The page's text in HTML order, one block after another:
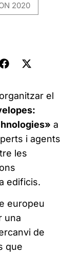
2020
el
a
i agents
les
edificis.
europeu
una
de
que